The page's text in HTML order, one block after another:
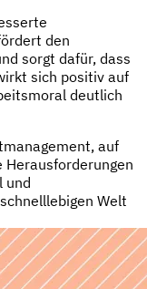
den
sorgt dafür, dass
sich positiv auf
deutlich
auf
Herausforderungen
und
Welt